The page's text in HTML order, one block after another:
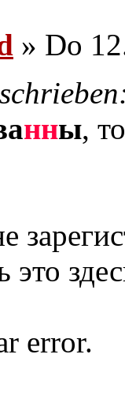
» Do
нны,
это
error.